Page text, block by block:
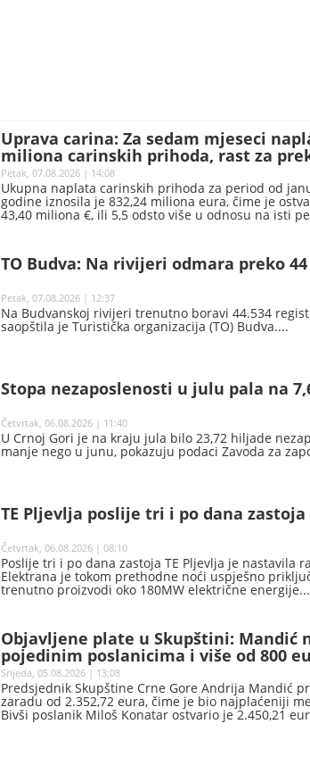
Uprava carina: Za sedam mjeseci
miliona carinskih prihoda, rast za
Petak, 07.08.2026 | 14:08
Ukupna naplata carinskih prihoda za period od
godine iznosila je 832,24 miliona eura, čime je
43,40 miliona €, ili 5,5 odsto više u odnosu na isti
TO Budva: Na rivijeri odmara preko
Petak, 07.08.2026 | 12:37
Na Budvanskoj rivijeri trenutno boravi 44.534
saopštila je Turistička organizacija (TO) Budva.
Stopa nezaposlenosti u julu pala na
Četvrtak, 06.08.2026 | 11:40
U Crnoj Gori je na kraju jula bilo 23,72 hiljade
manje nego u junu, pokazuju podaci Zavoda za
TE Pljevlja poslije tri i po dana
Četvrtak, 06.08.2026 | 08:10
Poslije tri i po dana zastoja TE Pljevlja je nastavila
Elektrana je tokom prethodne noći uspješno
trenutno proizvodi oko 180MW električne energije.
Objavljene plate u Skupštini: Mandić
pojedinim poslanicima i više od 800
Srijeda, 05.08.2026 | 13:08
Predsjednik Skupštine Crne Gore Andrija Mandić
zaradu od 2.352,72 eura, čime je bio najplaćeniji
Bivši poslanik Miloš Konatar ostvario je 2.450,21
nakon prestanka funkcije, pokazuju podaci o